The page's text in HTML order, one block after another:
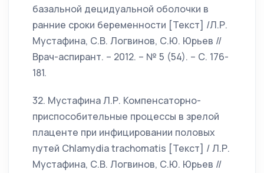
базальной децидуальной оболочки в
ранние сроки беременности [Текст] /Л.Р.
Мустафина, С.В. Логвинов, С.Ю. Юрьев //
Врач-аспирант. – 2012. – № 5 (54). – С. 176-
181.
32. Мустафина Л.Р. Компенсаторно-
приспособительные процессы в зрелой
плаценте при инфицировании половых
путей Chlamydia trachomatis [Текст] / Л.Р.
Мустафина, С.В. Логвинов, С.Ю. Юрьев //